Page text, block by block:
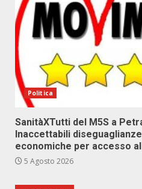
Politica
SanitàXTutti del M5S a
Inaccettabili
economiche per accesso
5 Agosto 2026